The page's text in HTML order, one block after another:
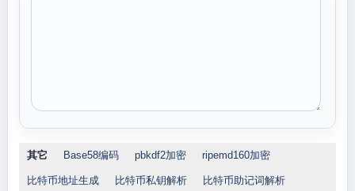
其它 Base58编码 pbkdf2加密 ripemd160加密
比特币地址生成 比特币私钥解析 比特币助记词解析